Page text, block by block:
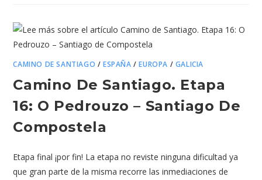
CAMINO DE SANTIAGO /ESPAÑA /EUROPA / GALICIA
Camino De Santiago. Etapa
16: O Pedrouzo – Santiago De
Compostela
Etapa final ¡por fin! La etapa no reviste ninguna dificultad ya
que gran parte de la misma recorre las inmediaciones de